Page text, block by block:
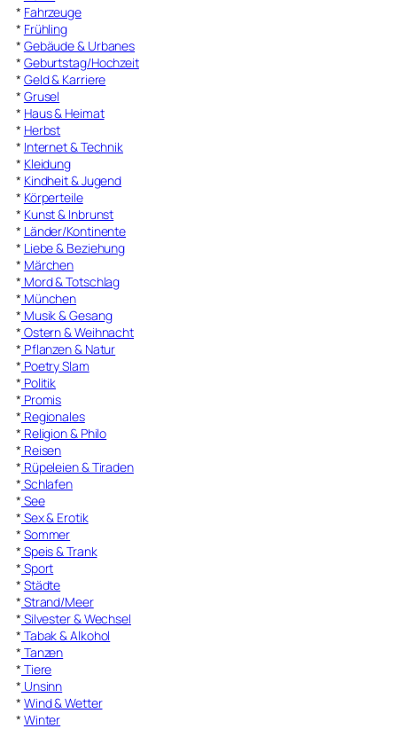
* Fahrzeuge
* Frühling
* Gebäude & Urbanes
* Geburtstag/Hochzeit
* Geld & Karriere
* Grusel
* Haus & Heimat
* Herbst
* Internet & Technik
* Kleidung
* Kindheit & Jugend
* Körperteile
* Kunst & Inbrunst
* Länder/Kontinente
* Liebe & Beziehung
* Märchen
* Mord & Totschlag
* München
* Musik & Gesang
* Ostern & Weihnacht
* Pflanzen & Natur
* Poetry Slam
* Politik
* Promis
* Regionales
* Religion & Philo
* Reisen
* Rüpeleien & Tiraden
* Schlafen
* See
* Sex & Erotik
* Sommer
* Speis & Trank
* Sport
* Städte
* Strand/Meer
* Silvester & Wechsel
* Tabak & Alkohol
* Tanzen
* Tiere
* Unsinn
* Wind & Wetter
* Winter